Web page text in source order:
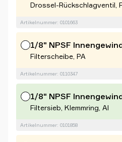
Drossel-Rückschlagventil,
Artikelnummer: 0101663
1/8" NPSF
Filterscheibe, PA
Artikelnummer: 0110347
1/8" NPSF
Filtersieb, Klemmring, Al
Artikelnummer: 0101858